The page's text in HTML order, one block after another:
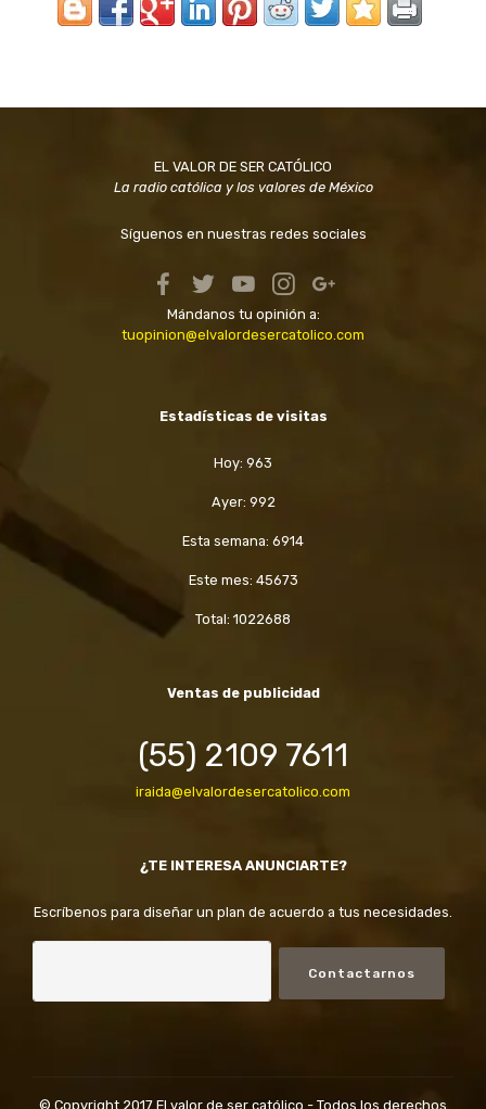
EL VALOR DE SER CATÓLICO
La radio católica y los valores de México
Síguenos en nuestras redes sociales
Mándanos tu opinión a:
tuopinion@elvalordesercatolico.com
Estadísticas de visitas
Hoy: 963
Ayer: 992
Esta semana: 6914
Este mes: 45673
Total: 1022688
Ventas de publicidad
(55) 2109 7611
iraida@elvalordesercatolico.com
¿TE INTERESA ANUNCIARTE?
Escríbenos para diseñar un plan de acuerdo a tus necesidades.
Contactarnos
© Copyright 2017 El valor de ser católico - Todos los derechos